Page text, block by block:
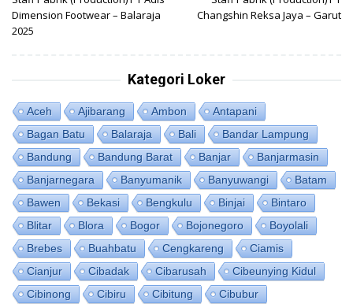
Dimension Footwear – Balaraja
2025
Changshin Reksa Jaya – Garut
Kategori Loker
Aceh Ajibarang Ambon
Antapani
Bagan Batu
Balaraja Bali
Bandar Lampung
Bandung
Bandung Barat Banjar
Banjarmasin
Banjarnegara
Banyumanik Banyuwangi
Batam
Bawen
Bekasi Bengkulu Binjai
Bintaro
Blitar
Blora Bogor Bojonegoro
Boyolali
Brebes
Buahbatu Cengkareng
Ciamis
Cianjur
Cibadak Cibarusah
Cibeunying Kidul
Cibinong
Cibiru Cibitung
Cibubur